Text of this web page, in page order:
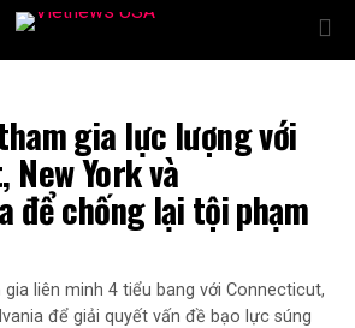
gia lực lượng với
York và
để chống lại tội phạm
liên minh 4 tiểu bang với Connecticut,
để giải quyết vấn đề bạo lực súng